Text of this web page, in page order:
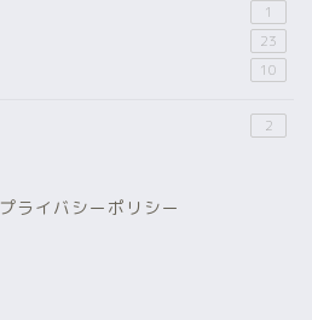
1
23
10
2
プライバシーポリシー